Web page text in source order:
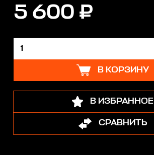
5 600 ₽
В КОРЗИНУ
В ИЗБРАННОЕ
СРАВНИТЬ